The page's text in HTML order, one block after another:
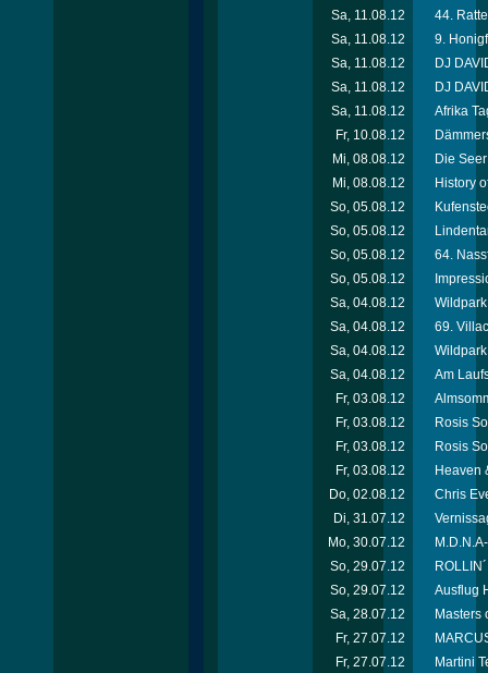
Sa, 11.08.12
44.
Sa, 11.08.12
9.
Sa, 11.08.12
DJ
Sa, 11.08.12
DJ
Sa, 11.08.12
Afrika
Fr, 10.08.12
Mi, 08.08.12
Die
Mi, 08.08.12
History
So, 05.08.12
So, 05.08.12
So, 05.08.12
64.
So, 05.08.12
Sa, 04.08.12
Sa, 04.08.12
69.
Sa, 04.08.12
Sa, 04.08.12
Am
Fr, 03.08.12
Fr, 03.08.12
Rosis
Fr, 03.08.12
Rosis
Fr, 03.08.12
Heaven
Do, 02.08.12
Chris
Di, 31.07.12
Mo, 30.07.12
So, 29.07.12
So, 29.07.12
Ausflug
Sa, 28.07.12
Masters
Fr, 27.07.12
Fr, 27.07.12
Martini